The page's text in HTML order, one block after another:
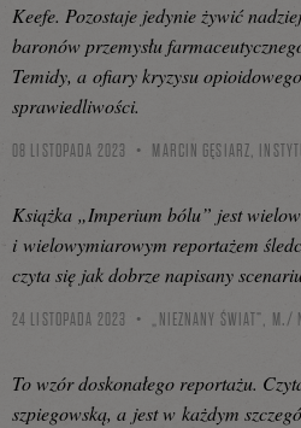
Keefe. Pozostaje jedynie żywić
baronów przemysłu
Temidy, a ofiary kryzysu
sprawiedliwości.
08 LISTOPADA 2023 MARCIN GĘSIARZ,
Książka „Imperium bólu” jest
i wielowymiarowym reportażem
czyta się jak dobrze napisany
24 LISTOPADA 2023 „NIEZNANY ŚWIAT”, M./
To wzór doskonałego reportażu.
szpiegowską, a jest w każdym